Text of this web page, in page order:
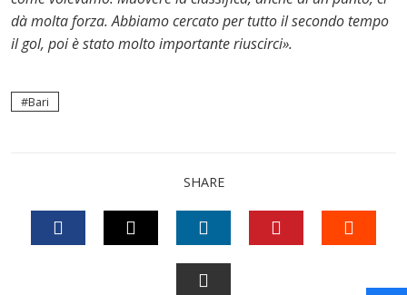
dà molta forza. Abbiamo cercato per tutto il secondo tempo
il gol, poi è stato molto importante riuscirci».
Bari
SHARE
TWITTERLINKEDIN